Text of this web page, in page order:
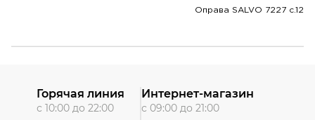
Оправа SALVO 7227 c.12
Горячая линия
с 10:00 до 22:00
Интернет-магазин
с 09:00 до 21:00